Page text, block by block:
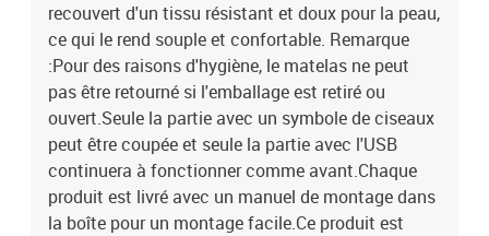
recouvert d'un tissu résistant et doux pour la peau,
ce qui le rend souple et confortable. Remarque
:Pour des raisons d'hygiène, le matelas ne peut
pas être retourné si l'emballage est retiré ou
ouvert.Seule la partie avec un symbole de ciseaux
peut être coupée et seule la partie avec l'USB
continuera à fonctionner comme avant.Chaque
produit est livré avec un manuel de montage dans
la boîte pour un montage facile.Ce produit est